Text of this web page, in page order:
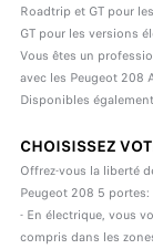
Roadtrip et GT pour
GT pour les versions
Vous êtes un
avec les Peugeot 208
Disponibles
CHOISISSEZ
Offrez-vous la liberté
Peugeot 208 5 portes:
- En électrique, vous
compris dans les